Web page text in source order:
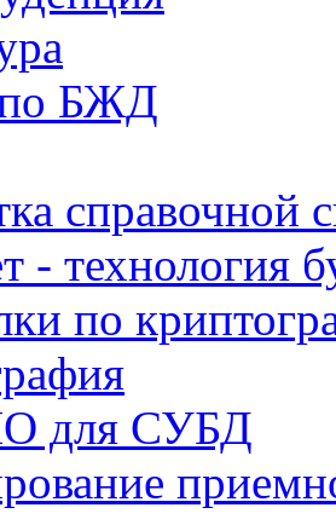
БЖД
справочной
- технология
по
для СУБД